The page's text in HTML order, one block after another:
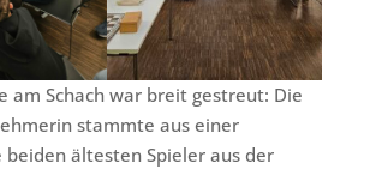
am Schach war breit gestreut: Die
stammte aus einer
beiden ältesten Spieler aus der